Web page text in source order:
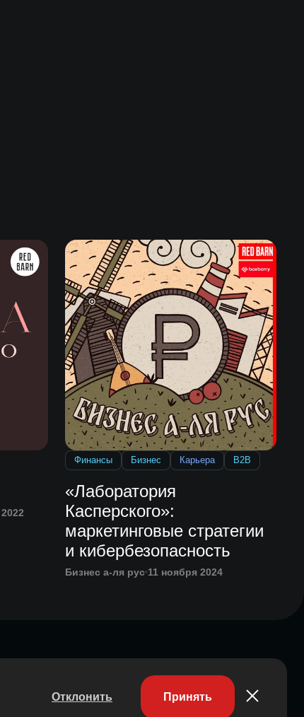
Финансы Бизнес Карьера B2B
«Лаборатория
Касперского»:
маркетинговые стратегии
и кибербезопасность
Бизнес а-ля рус 11 ноября 2024
Отклонить Принять